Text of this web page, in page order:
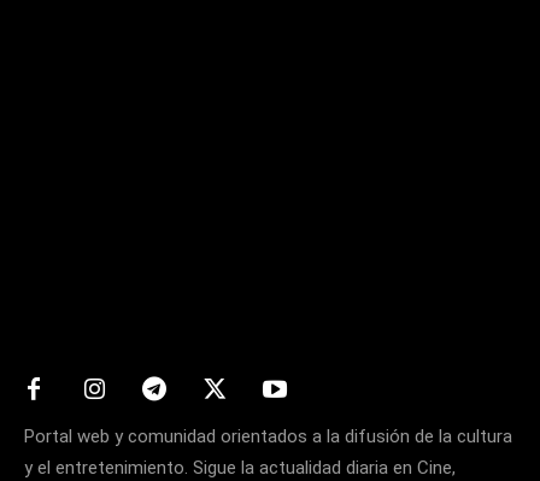
Portal web y comunidad orientados a la difusión de la cultura
y el entretenimiento. Sigue la actualidad diaria en Cine,